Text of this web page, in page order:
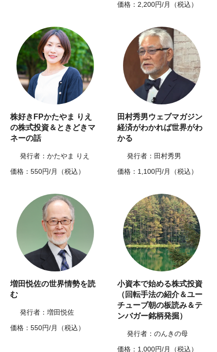
価格：2,200円/月（税込）
株好きFPかたやま りえ
の株式投資＆ときどきマ
ネーの話
発行者：かたやま りえ
価格：550円/月（税込）
田村秀男ウェブマガジン
経済がわかれば世界がわ
かる
発行者：田村秀男
価格：1,100円/月（税込）
増田悦佐の世界情勢を読
む
発行者：増田悦佐
価格：550円/月（税込）
小資本で始める株式投資
（回転手法の紹介＆ユー
チューブ朝の板読み＆テ
ンバガー銘柄発掘）
発行者：のんきの母
価格：1,000円/月（税込）